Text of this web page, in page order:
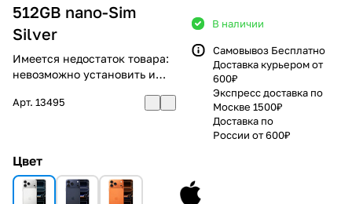
512GB nano-Sim
Silver
Имеется недостаток товара:
невозможно установить и
Арт. 13495
Цвет
В наличии
Самовывоз Бесплатно
Доставка курьером от
600₽
Экспресс доставка по
Москве 1500₽
Доставка по
России от 600₽